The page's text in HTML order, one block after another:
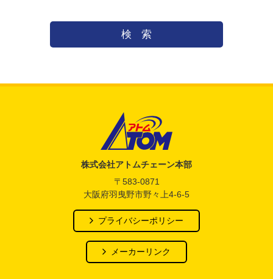
検索
株式会社アトムチェーン本部
〒583-0871
大阪府羽曳野市野々上4-6-5
プライバシーポリシー
メーカーリンク